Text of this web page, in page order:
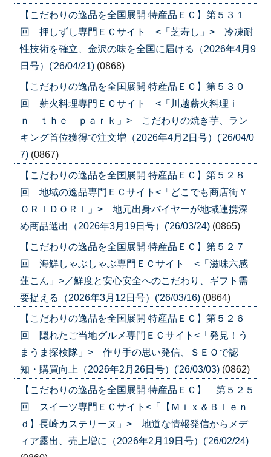
【こだわりの逸品を全国展開 特産品ＥＣ】第５３１
回 押しずし専門ＥＣサイト <「芝寿し」> 冷凍耐
性技術を確立、金沢の味を全国に届ける（2026年4月9
日号）('26/04/21) (0868)
【こだわりの逸品を全国展開 特産品ＥＣ】第５３０
回 薪火料理専門ＥＣサイト <「川越薪火料理ｉ
ｎ ｔｈｅ ｐａｒｋ」> こだわりの焼き芋、ラン
キング首位獲得で注文増（2026年4月2日号）('26/04/0
7) (0867)
【こだわりの逸品を全国展開 特産品ＥＣ】第５２８
回 地域の逸品専門ＥＣサイト<「どこでも商店街Ｙ
ＯＲＩＤＯＲＩ」> 地元出身バイヤーが地域連携深
め商品選出（2026年3月19日号）('26/03/24) (0865)
【こだわりの逸品を全国展開 特産品ＥＣ】第５２７
回 海鮮しゃぶしゃぶ専門ＥＣサイト <「滋味六感
蓮こん」>／鮮度と安心安全へのこだわり、ギフト需
要捉える（2026年3月12日号）('26/03/16) (0864)
【こだわりの逸品を全国展開 特産品ＥＣ】第５２６
回 隠れたご当地グルメ専門ＥＣサイト<「発見！う
まうま探検隊」> 作り手の思い発信、ＳＥＯで認
知・購買向上（2026年2月26日号）('26/03/03) (0862)
【こだわりの逸品を全国展開 特産品ＥＣ】 第５２５
回 スイーツ専門ＥＣサイト<「【Ｍｉｘ＆Ｂｌｅｎ
ｄ】長崎カステリーヌ」> 地道な情報発信からメデ
ィア露出、売上増に（2026年2月19日号）('26/02/24)